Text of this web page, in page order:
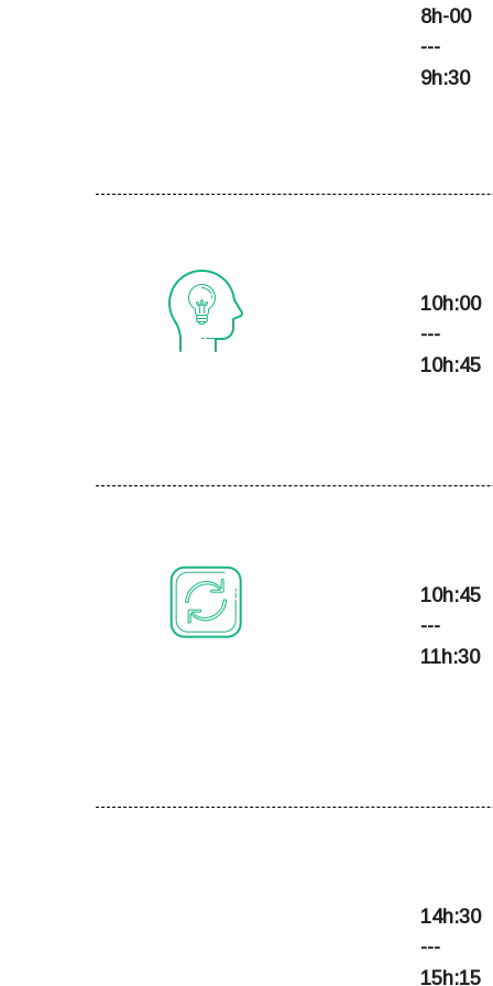
8h-00
---
9h:30
10h:00
---
10h:45
10h:45
---
11h:30
14h:30
---
15h:15